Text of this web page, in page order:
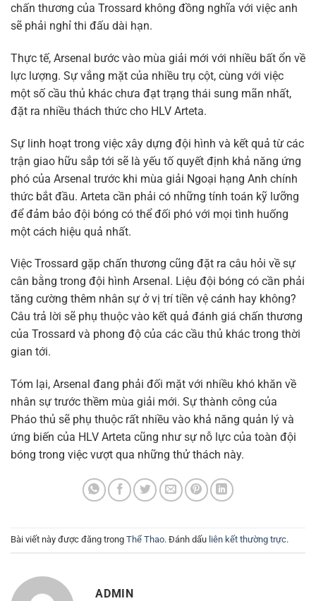
chấn thương của Trossard không đồng nghĩa với việc anh
sẽ phải nghỉ thi đấu dài hạn.
Thực tế, Arsenal bước vào mùa giải mới với nhiều bất ổn về
lực lượng. Sự vắng mặt của nhiều trụ cột, cùng với việc
một số cầu thủ khác chưa đạt trạng thái sung mãn nhất,
đặt ra nhiều thách thức cho HLV Arteta.
Sự linh hoạt trong việc xây dựng đội hình và kết quả từ các
trận giao hữu sắp tới sẽ là yếu tố quyết định khả năng ứng
phó của Arsenal trước khi mùa giải Ngoại hạng Anh chính
thức bắt đầu. Arteta cần phải có những tính toán kỹ lưỡng
để đảm bảo đội bóng có thể đối phó với mọi tình huống
một cách hiệu quả nhất.
Việc Trossard gặp chấn thương cũng đặt ra câu hỏi về sự
cân bằng trong đội hình Arsenal. Liệu đội bóng có cần phải
tăng cường thêm nhân sự ở vị trí tiền vệ cánh hay không?
Câu trả lời sẽ phụ thuộc vào kết quả đánh giá chấn thương
của Trossard và phong độ của các cầu thủ khác trong thời
gian tới.
Tóm lại, Arsenal đang phải đối mặt với nhiều khó khăn về
nhân sự trước thềm mùa giải mới. Sự thành công của
Pháo thủ sẽ phụ thuộc rất nhiều vào khả năng quản lý và
ứng biến của HLV Arteta cũng như sự nỗ lực của toàn đội
bóng trong việc vượt qua những thử thách này.
Bài viết này được đăng trong Thể Thao. Đánh dấu liên kết thường trực.
ADMIN